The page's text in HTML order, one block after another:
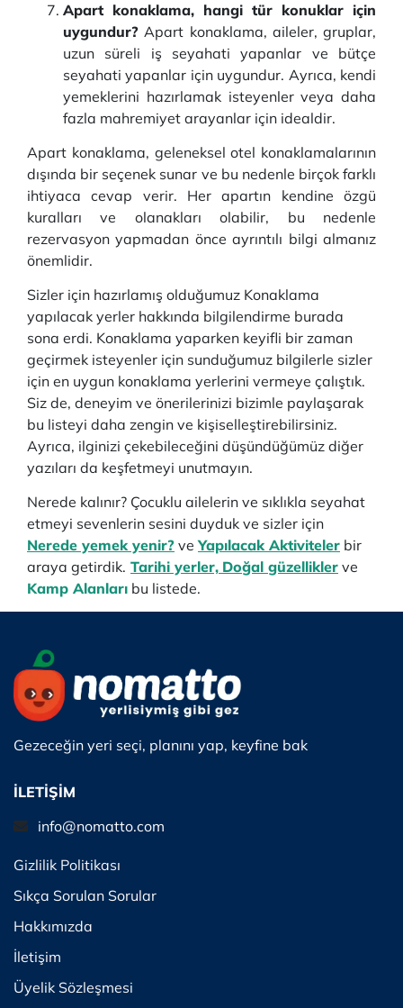
Apart konaklama, hangi tür konuklar için
uygundur? Apart konaklama, aileler, gruplar,
uzun süreli iş seyahati yapanlar ve bütçe
seyahati yapanlar için uygundur. Ayrıca, kendi
yemeklerini hazırlamak isteyenler veya daha
fazla mahremiyet arayanlar için idealdir.
Apart konaklama, geleneksel otel konaklamalarının
dışında bir seçenek sunar ve bu nedenle birçok farklı
ihtiyaca cevap verir. Her apartın kendine özgü
kuralları ve olanakları olabilir, bu nedenle
rezervasyon yapmadan önce ayrıntılı bilgi almanız
önemlidir.
Sizler için hazırlamış olduğumuz Konaklama
yapılacak yerler hakkında bilgilendirme burada
sona erdi. Konaklama yaparken keyifli bir zaman
geçirmek isteyenler için sunduğumuz bilgilerle sizler
için en uygun konaklama yerlerini vermeye çalıştık.
Siz de, deneyim ve önerilerinizi bizimle paylaşarak
bu listeyi daha zengin ve kişiselleştirebilirsiniz.
Ayrıca, ilginizi çekebileceğini düşündüğümüz diğer
yazıları da keşfetmeyi unutmayın.
Nerede kalınır? Çocuklu ailelerin ve sıklıkla seyahat
etmeyi sevenlerin sesini duyduk ve sizler için
Nerede yemek yenir? veYapılacak Aktiviteler bir
araya getirdik. Tarihi yerler, Doğal güzellikler ve
Kamp Alanları bu listede.
Gezeceğin yeri seçi, planını yap, keyfine bak
İLETİŞİM
info@nomatto.com
Gizlilik Politikası
Sıkça Sorulan Sorular
Hakkımızda
İletişim
Üyelik Sözleşmesi